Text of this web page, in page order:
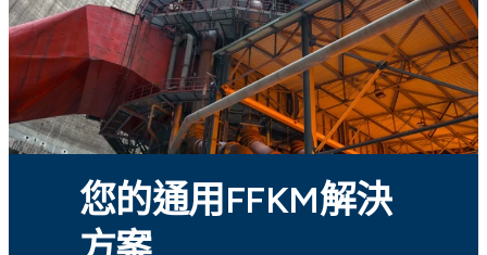
您的通用FFKM解決